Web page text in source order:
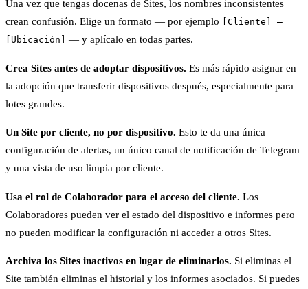
Una vez que tengas docenas de Sites, los nombres inconsistentes
crean confusión. Elige un formato — por ejemplo
[Cliente] —
[Ubicación]
— y aplícalo en todas partes.
Crea Sites antes de adoptar dispositivos. Es más rápido asignar en
la adopción que transferir dispositivos después, especialmente para
lotes grandes.
Un Site por cliente, no por dispositivo. Esto te da una única
configuración de alertas, un único canal de notificación de Telegram
y una vista de uso limpia por cliente.
Usa el rol de Colaborador para el acceso del cliente. Los
Colaboradores pueden ver el estado del dispositivo e informes pero
no pueden modificar la configuración ni acceder a otros Sites.
Archiva los Sites inactivos en lugar de eliminarlos. Si eliminas el
Site también eliminas el historial y los informes asociados. Si puedes